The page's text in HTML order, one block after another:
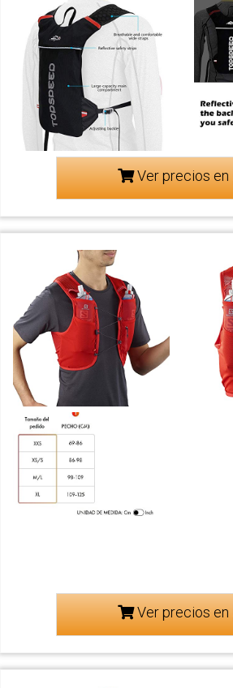
Ver precios en
Ver precios en